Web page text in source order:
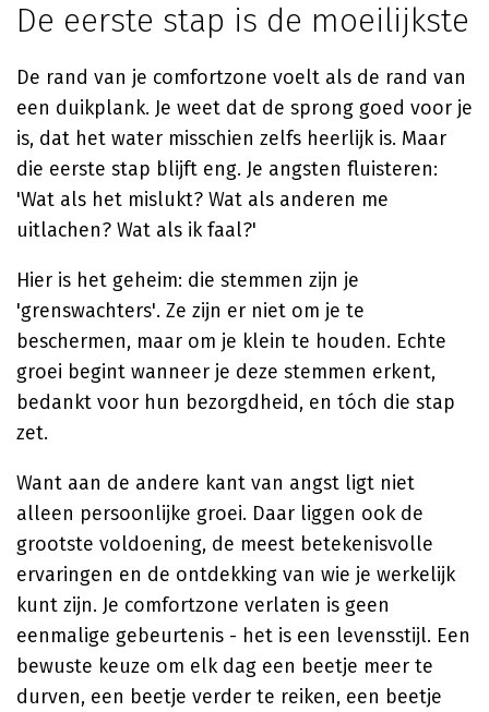
De eerste stap is de moeilijkste
De rand van je comfortzone voelt als de rand van
een duikplank. Je weet dat de sprong goed voor je
is, dat het water misschien zelfs heerlijk is. Maar
die eerste stap blijft eng. Je angsten fluisteren:
'Wat als het mislukt? Wat als anderen me
uitlachen? Wat als ik faal?'
Hier is het geheim: die stemmen zijn je
'grenswachters'. Ze zijn er niet om je te
beschermen, maar om je klein te houden. Echte
groei begint wanneer je deze stemmen erkent,
bedankt voor hun bezorgdheid, en tóch die stap
zet.
Want aan de andere kant van angst ligt niet
alleen persoonlijke groei. Daar liggen ook de
grootste voldoening, de meest betekenisvolle
ervaringen en de ontdekking van wie je werkelijk
kunt zijn. Je comfortzone verlaten is geen
eenmalige gebeurtenis - het is een levensstijl. Een
bewuste keuze om elk dag een beetje meer te
durven, een beetje verder te reiken, een beetje